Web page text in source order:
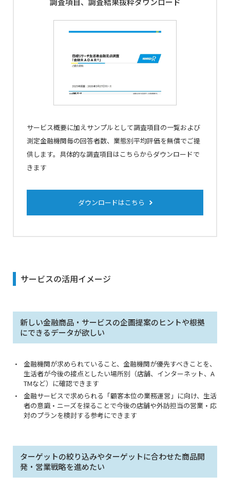
サービス概要に加えサンプルとして調査項目の一覧および
測定金融機関毎の回答者数、業態別平均評価を無償でご提
供します。具体的な調査項目はこちらからダウンロードで
きます
ダウンロードはこちら
サービスの活用イメージ
新しい金融商品・サービスの企画提案のヒントや根拠
にできるデータが欲しい
金融機関が求められていること、金融機関が優先すべきことを、
生活者が今後の接点としたい場所別（店舗、インターネット、A
TMなど）に確認できます
金融サービスで求められる「顧客本位の業務運営」に向け、生活
者の意識・ニーズを探ることで今後の店舗や外訪担当の営業・応
対のプランを検討する参考にできます
ターゲットの絞り込みやターゲットに合わせた商品開
発・営業戦略を進めたい